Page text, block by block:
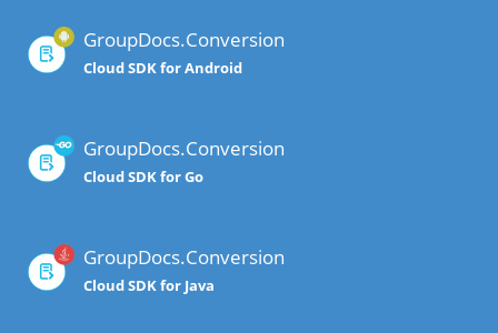
GroupDocs.Conversion
Cloud SDK for Android
GroupDocs.Conversion
Cloud SDK for Go
GroupDocs.Conversion
Cloud SDK for Java